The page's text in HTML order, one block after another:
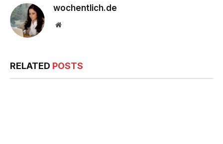
wochentlich.de
Website
RELATED POSTS